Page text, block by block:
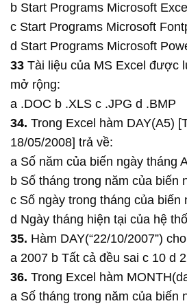
b Start Programs Microsoft Excel
c Start Programs Microsoft
d Start Programs Microsoft
33 Tài liệu của MS Excel được
mở rộng:
a .DOC b .XLS c .JPG d .BMP
34. Trong Excel hàm DAY(A5)
18/05/2008] trả về:
a Số năm của biến ngày tháng
b Số tháng trong năm của biến
c Số ngày trong tháng của biến
d Ngày tháng hiện tại của hệ
35. Hàm DAY(“22/10/2007”)
a 2007 b Tất cả đều sai c 10 d
36. Trong Excel hàm
a Số tháng trong năm của biến